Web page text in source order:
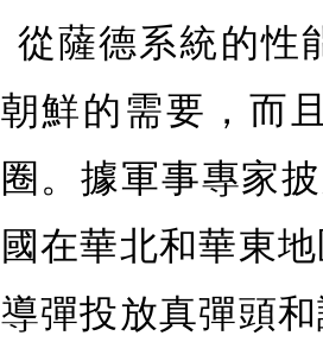
從薩德系統的性
朝鮮的需要，而
圈。據軍事專家
國在華北和華東
導彈投放真彈頭